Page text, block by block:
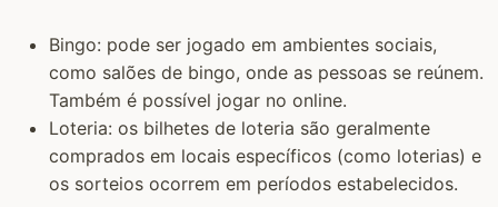
Bingo: pode ser jogado em ambientes sociais,
como salões de bingo, onde as pessoas se reúnem.
Também é possível jogar no online.
Loteria: os bilhetes de loteria são geralmente
comprados em locais específicos (como loterias) e
os sorteios ocorrem em períodos estabelecidos.